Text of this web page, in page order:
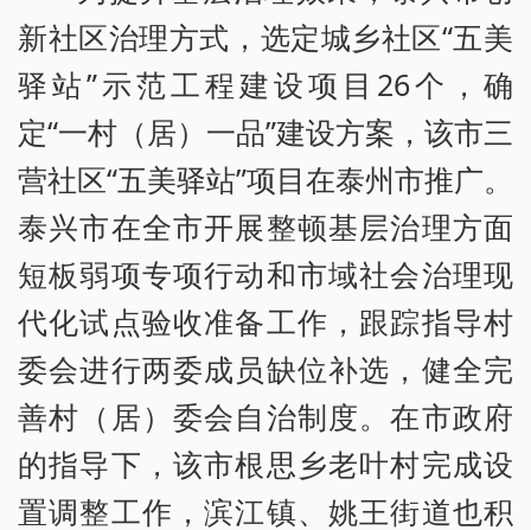
新社区治理方式，选定城乡社区“五美
驿站”示范工程建设项目26个，确
定“一村（居）一品”建设方案，该市三
营社区“五美驿站”项目在泰州市推广。
泰兴市在全市开展整顿基层治理方面
短板弱项专项行动和市域社会治理现
代化试点验收准备工作，跟踪指导村
委会进行两委成员缺位补选，健全完
善村（居）委会自治制度。在市政府
的指导下，该市根思乡老叶村完成设
置调整工作，滨江镇、姚王街道也积